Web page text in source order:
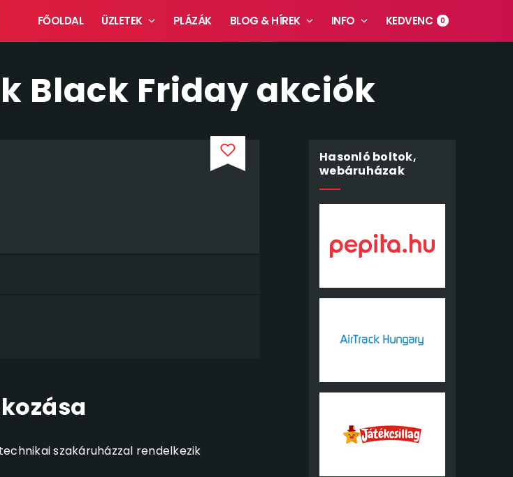
FŐOLDAL ÜZLETEK PLÁZÁK BLOG & HÍREK INFO KEDVENC 0
Black Friday akciók
szakáruházzal rendelkezik
Hasonló boltok,
webáruházak